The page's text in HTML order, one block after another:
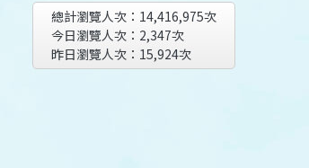
總計瀏覽人次： 14,416,975次
今日瀏覽人次： 2,347次
昨日瀏覽人次： 15,924次